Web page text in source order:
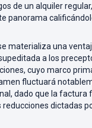
de un alquiler
panorama
materializa una
a los
cuyo marco
fluctuará
dado que la factura
dictadas